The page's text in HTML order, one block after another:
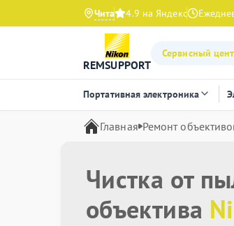
Чита 4.9 на Яндекс
REMSUPPORT
Сервисный
Портативная электроника
Главная Ремонт
Чистка от
объектива